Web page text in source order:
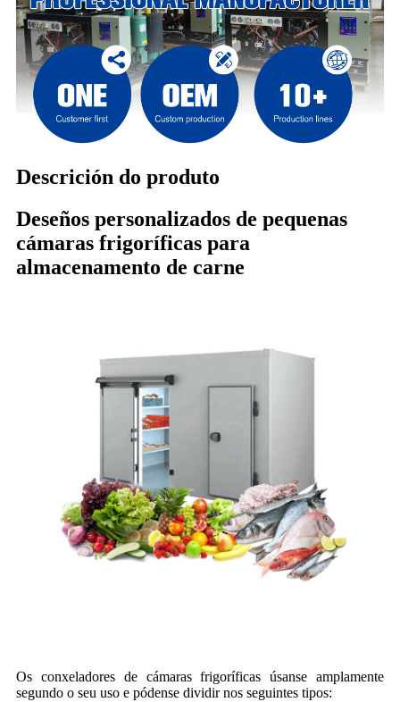
Descrición do produto
Deseños personalizados de pequenas
cámaras frigoríficas para
almacenamento de carne
Os conxeladores de cámaras frigoríficas úsanse amplamente
segundo o seu uso e pódense dividir nos seguintes tipos: